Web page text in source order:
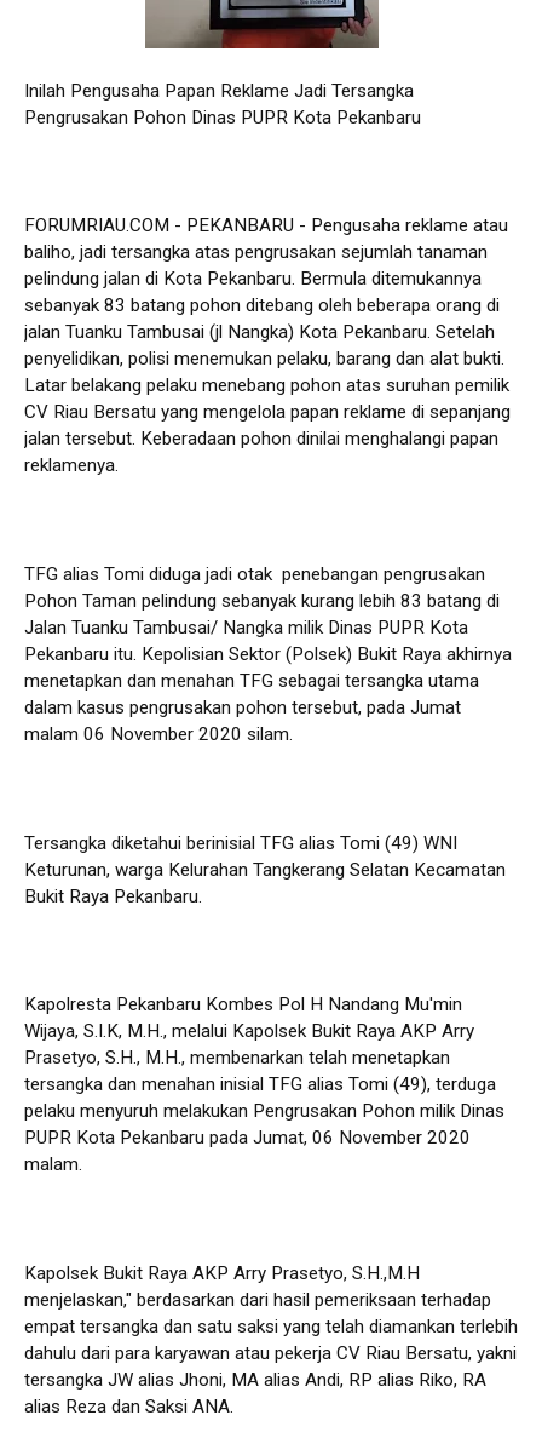
Inilah Pengusaha Papan Reklame Jadi Tersangka
Pengrusakan Pohon Dinas PUPR Kota Pekanbaru
FORUMRIAU.COM - PEKANBARU - Pengusaha reklame atau
baliho, jadi tersangka atas pengrusakan sejumlah tanaman
pelindung jalan di Kota Pekanbaru. Bermula ditemukannya
sebanyak 83 batang pohon ditebang oleh beberapa orang di
jalan Tuanku Tambusai (jl Nangka) Kota Pekanbaru. Setelah
penyelidikan, polisi menemukan pelaku, barang dan alat bukti.
Latar belakang pelaku menebang pohon atas suruhan pemilik
CV Riau Bersatu yang mengelola papan reklame di sepanjang
jalan tersebut. Keberadaan pohon dinilai menghalangi papan
reklamenya.
TFG alias Tomi diduga jadi otak penebangan pengrusakan
Pohon Taman pelindung sebanyak kurang lebih 83 batang di
Jalan Tuanku Tambusai/ Nangka milik Dinas PUPR Kota
Pekanbaru itu. Kepolisian Sektor (Polsek) Bukit Raya akhirnya
menetapkan dan menahan TFG sebagai tersangka utama
dalam kasus pengrusakan pohon tersebut, pada Jumat
malam 06 November 2020 silam.
Tersangka diketahui berinisial TFG alias Tomi (49) WNI
Keturunan, warga Kelurahan Tangkerang Selatan Kecamatan
Bukit Raya Pekanbaru.
Kapolresta Pekanbaru Kombes Pol H Nandang Mu'min
Wijaya, S.I.K, M.H., melalui Kapolsek Bukit Raya AKP Arry
Prasetyo, S.H., M.H., membenarkan telah menetapkan
tersangka dan menahan inisial TFG alias Tomi (49), terduga
pelaku menyuruh melakukan Pengrusakan Pohon milik Dinas
PUPR Kota Pekanbaru pada Jumat, 06 November 2020
malam.
Kapolsek Bukit Raya AKP Arry Prasetyo, S.H.,M.H
menjelaskan," berdasarkan dari hasil pemeriksaan terhadap
empat tersangka dan satu saksi yang telah diamankan terlebih
dahulu dari para karyawan atau pekerja CV Riau Bersatu, yakni
tersangka JW alias Jhoni, MA alias Andi, RP alias Riko, RA
alias Reza dan Saksi ANA.